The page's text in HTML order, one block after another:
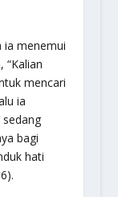
ia menemui
“Kalian
mencari
ia
sedang
bagi
hati